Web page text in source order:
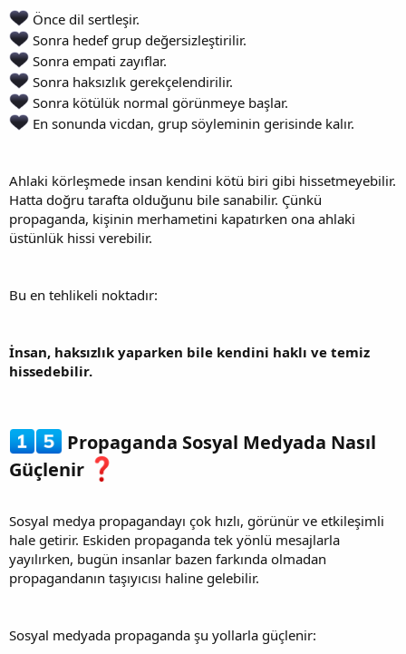
Önce dil sertleşir.
Sonra hedef grup değersizleştirilir.
Sonra empati zayıflar.
Sonra haksızlık gerekçelendirilir.
Sonra kötülük normal görünmeye başlar.
En sonunda vicdan, grup söyleminin gerisinde kalır.
Ahlaki körleşmede insan kendini kötü biri gibi hissetmeyebilir.
Hatta doğru tarafta olduğunu bile sanabilir. Çünkü
propaganda, kişinin merhametini kapatırken ona ahlaki
üstünlük hissi verebilir.
Bu en tehlikeli noktadır:
İnsan, haksızlık yaparken bile kendini haklı ve temiz
hissedebilir.
Propaganda Sosyal Medyada Nasıl
Güçlenir
Sosyal medya propagandayı çok hızlı, görünür ve etkileşimli
hale getirir. Eskiden propaganda tek yönlü mesajlarla
yayılırken, bugün insanlar bazen farkında olmadan
propagandanın taşıyıcısı haline gelebilir.
Sosyal medyada propaganda şu yollarla güçlenir: